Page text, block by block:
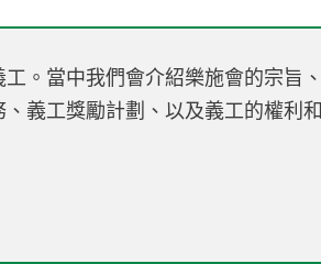
。當中我們會介紹樂施會的宗旨
義工獎勵計劃、以及義工的權利